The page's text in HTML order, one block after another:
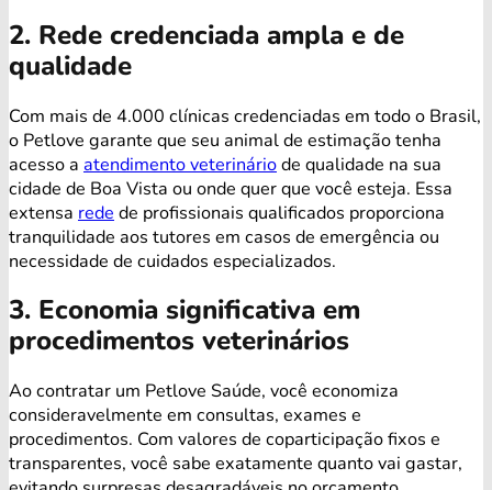
2. Rede credenciada ampla e de
qualidade
Com mais de 4.000 clínicas credenciadas em todo o Brasil,
o Petlove garante que seu animal de estimação tenha
acesso a atendimento veterináriode qualidade na sua
cidade de Boa Vista ou onde quer que você esteja. Essa
extensa rede de profissionais qualificados proporciona
tranquilidade aos tutores em casos de emergência ou
necessidade de cuidados especializados.
3. Economia significativa em
procedimentos veterinários
Ao contratar um Petlove Saúde, você economiza
consideravelmente em consultas, exames e
procedimentos. Com valores de coparticipação fixos e
transparentes, você sabe exatamente quanto vai gastar,